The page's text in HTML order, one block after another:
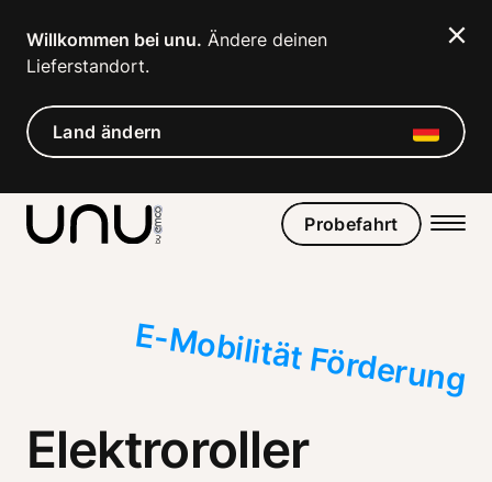
Willkommen bei unu. Ändere deinen
Lieferstandort.
Land ändern
Probefahrt
E-Mobilität Förderung
Elektroroller